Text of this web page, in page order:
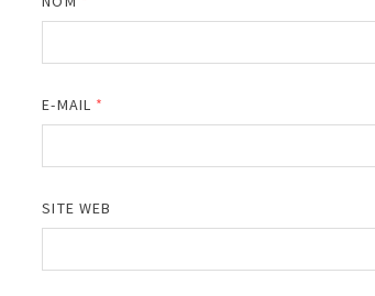
E-MAIL *
SITE WEB